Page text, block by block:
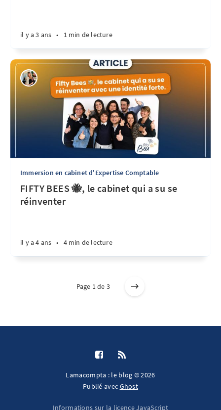
il y a 3 ans • 1 min de lecture
Immersion en cabinet d'Expertise Comptable
FIFTY BEES 🐝, le cabinet qui a su se
réinventer
il y a 4 ans • 4 min de lecture
Page 1 de 3
Lamacompta : le blog © 2026
Publié avec Ghost
Informations sur la licence JavaScript